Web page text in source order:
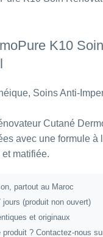
K10
, Soins Anti-
Cutané
avec une formule à
matifiée.
partout au Maroc
(produit non ouvert)
et originaux
produit ? Contactez-nous